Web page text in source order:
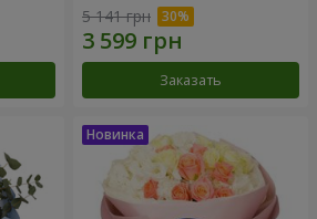
5 141 грн
Заказать